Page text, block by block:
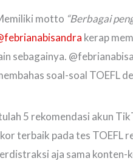
motto “Berbagai
kerap
sebagainya.
soal-soal TOEFL
5 rekomendasi akun
terbaik pada tes TOEFL
aja sama konten-